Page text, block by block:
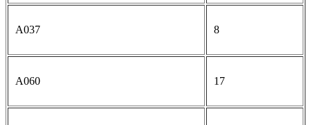
A037 8
A060 17